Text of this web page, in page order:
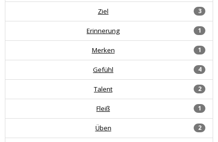
3
Ziel
1
Erinnerung
1
Merken
4
Gefühl
2
Talent
1
Fleiß
2
Üben